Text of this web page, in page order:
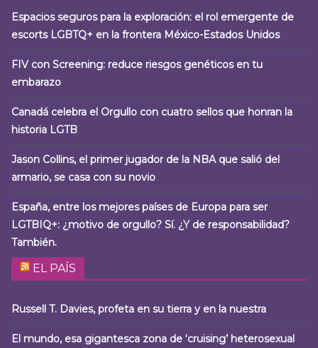
Espacios seguros para la exploración: el rol emergente de
escorts LGBTQ+ en la frontera México-Estados Unidos
FIV con Screening: reduce riesgos genéticos en tu
embarazo
Canadá celebra el Orgullo con cuatro sellos que honran la
historia LGTB
Jason Collins, el primer jugador de la NBA que salió del
armario, se casa con su novio
España, entre los mejores países de Europa para ser
LGTBIQ+: ¿motivo de orgullo? Sí. ¿Y de responsabilidad?
También.
EL PAÍS
Russell T. Davies, profeta en su tierra y en la nuestra
El mundo, esa gigantesca zona de ‘cruising’ heterosexual